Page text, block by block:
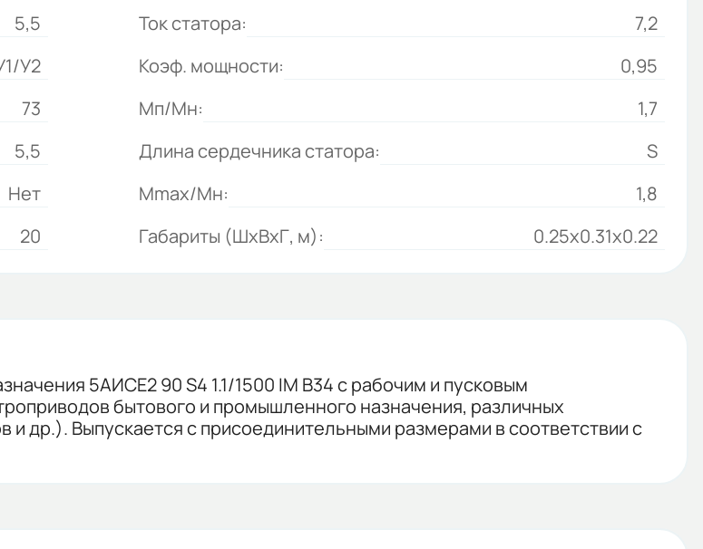
5,5 Ток статора:
7,2
У2 Коэф. мощности:
0,95
73 Мп/Мн:
1,7
5,5 Длина сердечника статора:
S
Нет Mmax/Mн:
1,8
20 Габариты (ШхВхГ, м): 0.25x0.31x0.22
5АИСЕ2 90 S4 1.1/1500 IM B34 с рабочим и пусковым
бытового и промышленного назначения, различных
др.). Выпускается с присоединительными размерами в соответствии с